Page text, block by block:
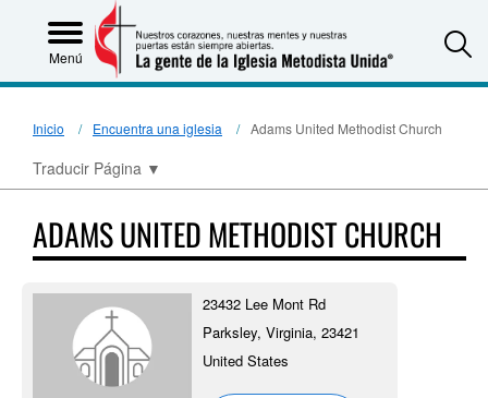
Menú
Inicio Encuentra una iglesia Adams United Methodist Church
Traducir Página ▼
ADAMS UNITED METHODIST CHURCH
23432 Lee Mont Rd
Parksley, Virginia, 23421
United States